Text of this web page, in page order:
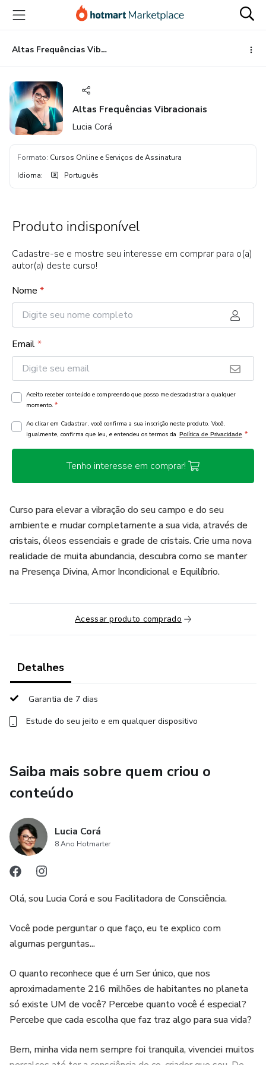
para
conteúdo
principal
para
pagamento
para
rodapé
Altas Frequências Vibracionais
Altas Frequências Vibracionais
Lucia Corá
Formato: Cursos Online e Serviços de Assinatura
Idioma: Português
Produto indisponível
Cadastre-se e mostre seu interesse em comprar para o(a)
autor(a) deste curso!
Nome *
Email*
Aceito receber conteúdo e compreendo que posso me descadastrar a qualquer
momento. *
Ao clicar em Cadastrar, você confirma a sua inscrição neste produto. Você,
igualmente, confirma que leu, e entendeu os termos da Política de Privacidade *
Tenho interesse em comprar!
Curso para elevar a vibração do seu campo e do seu
ambiente e mudar completamente a sua vida, através de
cristais, óleos essenciais e grade de cristais. Crie uma nova
realidade de muita abundancia, descubra como se manter
na Presença Divina, Amor Incondicional e Equilíbrio.
Acessar produto comprado
Detalhes
Garantia de 7 dias
Estude do seu jeito e em qualquer dispositivo
Saiba mais sobre quem criou o
conteúdo
Lucia Corá
8 Ano Hotmarter
Olá, sou Lucia Corá e sou Facilitadora de Consciência.
Você pode perguntar o que faço, eu te explico com
algumas perguntas...
O quanto reconhece que é um Ser único, que nos
aproximadamente 216 milhões de habitantes no planeta
só existe UM de você? Percebe quanto você é especial?
Percebe que cada escolha que faz traz algo para sua vida?
Bem, minha vida nem sempre foi tranquila, vivenciei muitos